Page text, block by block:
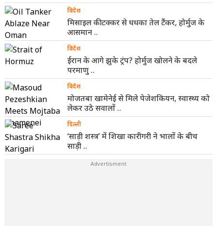
विदेश
मिसाइल की टक्कर से धधका तेल टैंकर, होर्मुज के
आसमान ..
विदेश
ईरान के आगे झुके ट्रंप? होर्मुज खोलने के बदले
परमाणु ..
विदेश
मोजतबा खामेनेई से मिले पेजेशकियन, स्वास्थ्य को
लेकर उठे सवालों ..
दिल्ली
‘साड़ी शस्त्र’ में शिखा कारीगरी ने भालों के बीच
साड़ी ..